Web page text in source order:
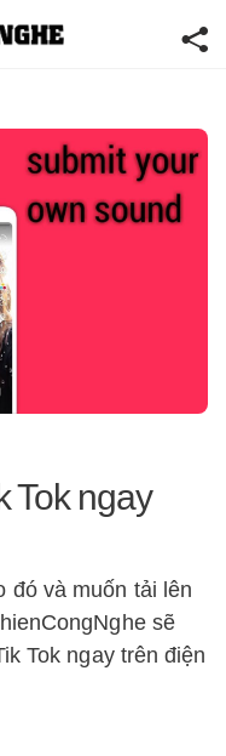
Tok ngay
đó và muốn tải lên
sẽ
Tok ngay trên điện